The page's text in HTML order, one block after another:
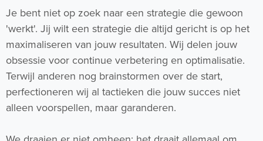
Je bent niet op zoek naar een strategie die gewoon
'werkt'. Jij wilt een strategie die altijd gericht is op het
maximaliseren van jouw resultaten. Wij delen jouw
obsessie voor continue verbetering en optimalisatie.
Terwijl anderen nog brainstormen over de start,
perfectioneren wij al tactieken die jouw succes niet
alleen voorspellen, maar garanderen.